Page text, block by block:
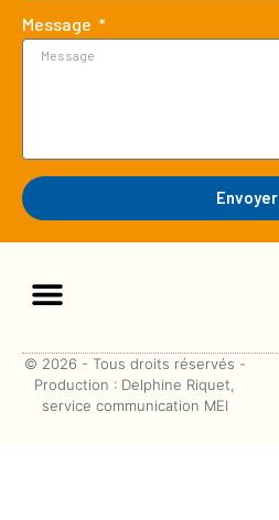
Message
Envoyer
© 2026 - Tous droits réservés -
Production : Delphine Riquet,
service communication MEI